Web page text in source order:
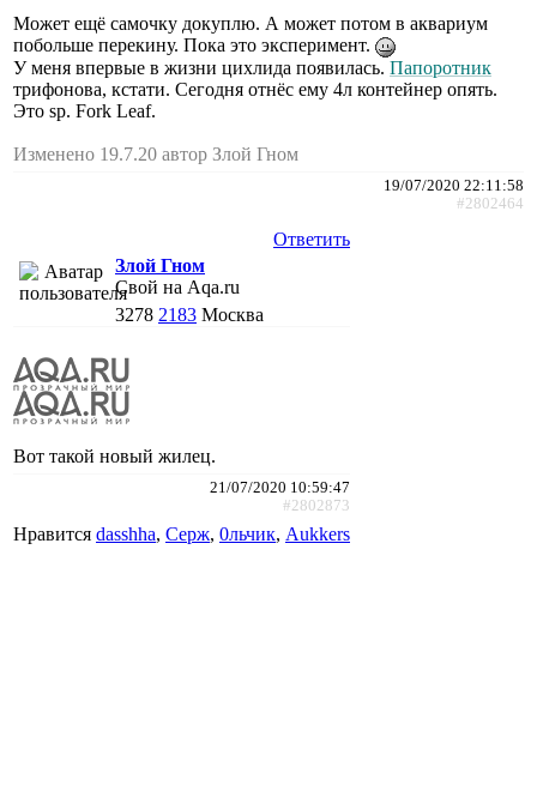
Может ещё самочку докуплю. А может потом в аквариум
побольше перекину. Пока это эксперимент.
У меня впервые в жизни цихлида появилась. Папоротник
трифонова, кстати. Сегодня отнёс ему 4л контейнер опять.
Это sp. Fork Leaf.
Изменено 19.7.20 автор Злой Гном
19/07/2020 22:11:58
#2802464
Ответить
Злой Гном
Свой на Aqa.ru
3278 2183 Москва
Вот такой новый жилец.
21/07/2020 10:59:47
#2802873
Нравится dasshha, Cepж, 0льчик, Aukkers